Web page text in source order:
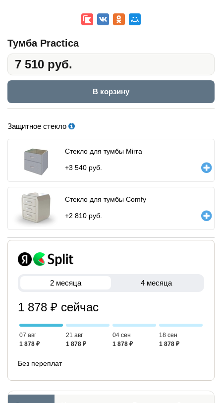
Тумба Practica
7 510 руб.
В корзину
Защитное стекло
Стекло для тумбы Mirra
+3 540 руб.
Стекло для тумбы Comfy
+2 810 руб.
2 месяца 4 месяца
1 878 ₽ сейчас
07 авг
1 878 ₽
21 авг
1 878 ₽
04 сен
1 878 ₽
18 сен
1 878 ₽
Без переплат